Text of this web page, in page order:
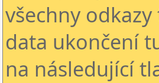
všechny
data ukončení
na následující